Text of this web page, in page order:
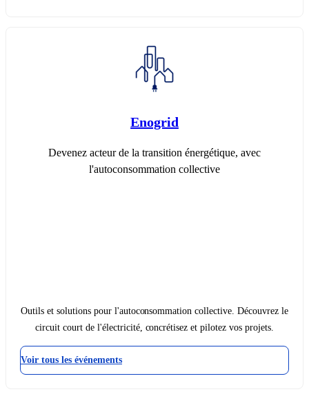
Enogrid
Devenez acteur de la transition énergétique, avec
l'autoconsommation collective
Outils et solutions pour l'autoconsommation collective. Découvrez le
circuit court de l'électricité, concrétisez et pilotez vos projets.
Voir tous les événements